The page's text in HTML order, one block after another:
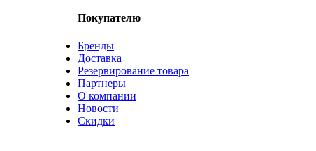
Покупателю
Бренды
Доставка
Резервирование товара
Партнеры
О компании
Новости
Скидки